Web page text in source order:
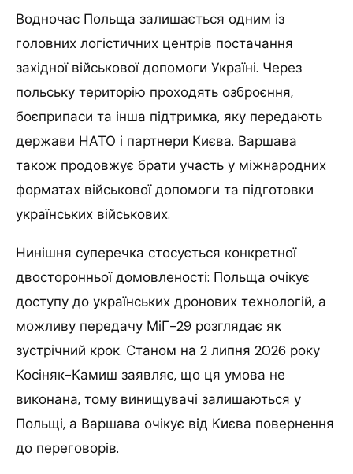
Водночас Польща залишається одним із
головних логістичних центрів постачання
західної військової допомоги Україні. Через
польську територію проходять озброєння,
боєприпаси та інша підтримка, яку передають
держави НАТО і партнери Києва. Варшава
також продовжує брати участь у міжнародних
форматах військової допомоги та підготовки
українських військових.
Нинішня суперечка стосується конкретної
двосторонньої домовленості: Польща очікує
доступу до українських дронових технологій, а
можливу передачу МіГ-29 розглядає як
зустрічний крок. Станом на 2 липня 2026 року
Косіняк-Камиш заявляє, що ця умова не
виконана, тому винищувачі залишаються у
Польщі, а Варшава очікує від Києва повернення
до переговорів.